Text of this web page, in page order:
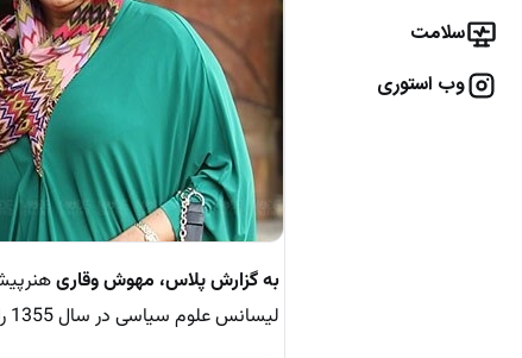
سلامت
وب استوری
به گزارش پلاس، مهوش وقاری
لیسانس علوم سیاسی در سال 1355 را داراست. بازی در سینما را از سال 1367 با «نار و نی»، همکاری «سعید ابراهیمی فر» آغاز کرد.